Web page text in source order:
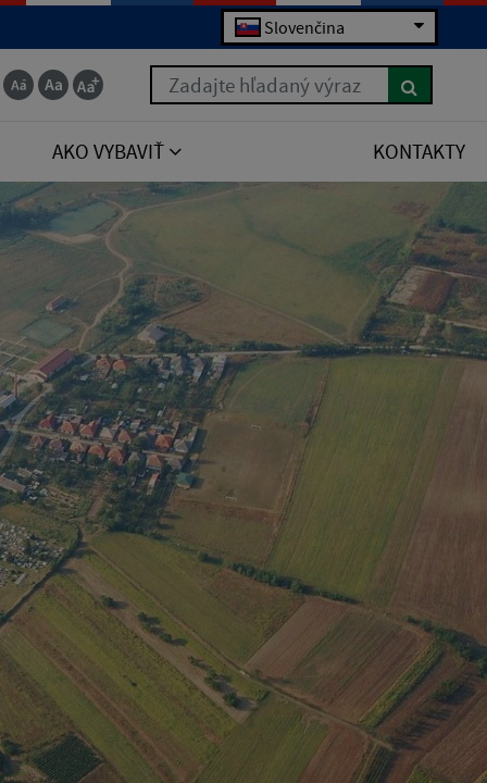
Slovenčina
Zadajte hľadaný výraz
AKO VYBAVIŤ KONTAKTY